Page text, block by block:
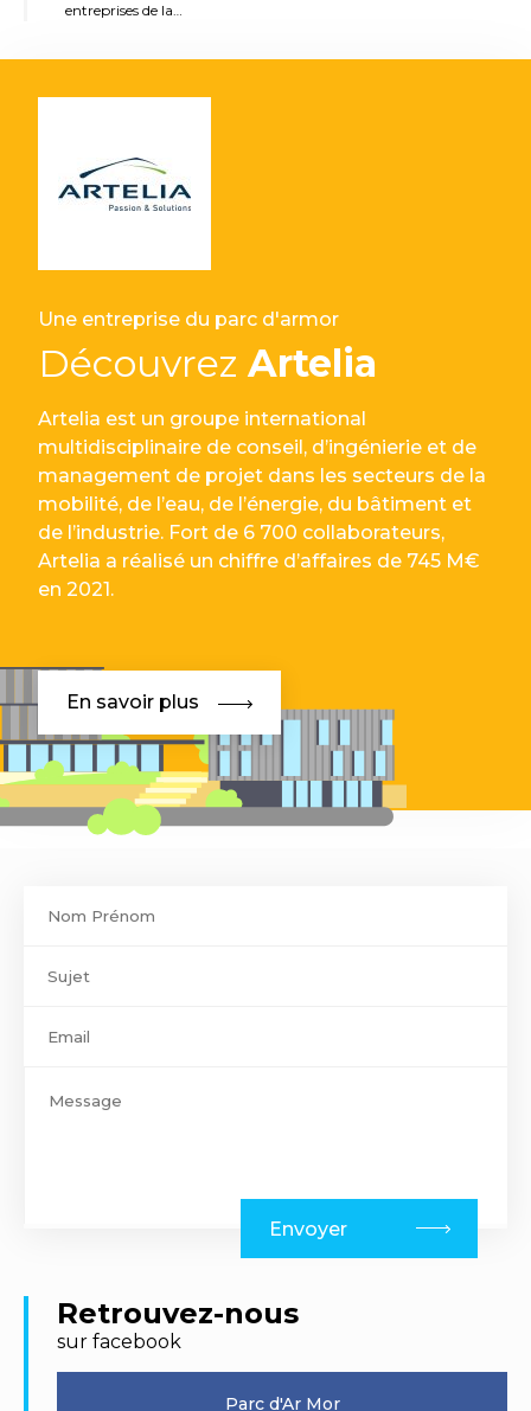
entreprises de la…
Une entreprise du parc d'armor
Découvrez Artelia
Artelia est un groupe international
multidisciplinaire de conseil, d’ingénierie et de
management de projet dans les secteurs de la
mobilité, de l’eau, de l’énergie, du bâtiment et
de l’industrie. Fort de 6 700 collaborateurs,
Artelia a réalisé un chiffre d’affaires de 745 M€
en 2021.
En savoir plus
Retrouvez-nous
sur facebook
Parc d'Ar Mor
footer
Envoyer